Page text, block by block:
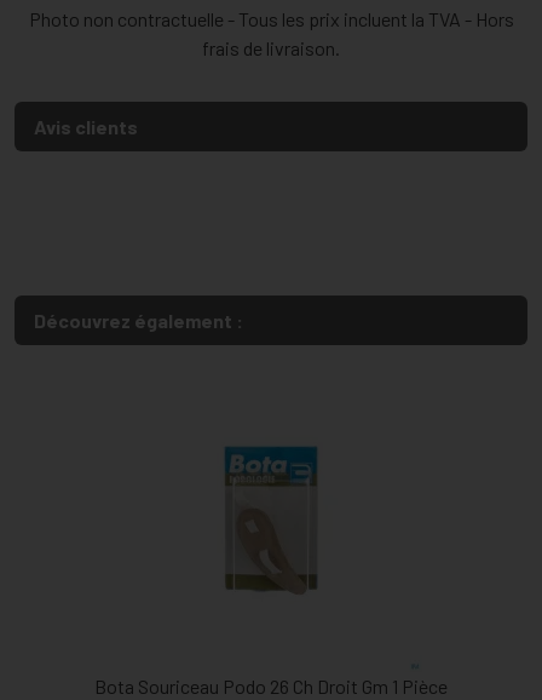
Photo non contractuelle - Tous les prix incluent la TVA - Hors
frais de livraison.
Avis clients
Découvrez également :
Bota Souriceau Podo 26 Ch Droit Gm 1 Pièce